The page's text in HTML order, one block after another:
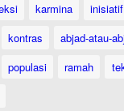
karmina inisiatif
kontras abjad-atau-
populasi ramah